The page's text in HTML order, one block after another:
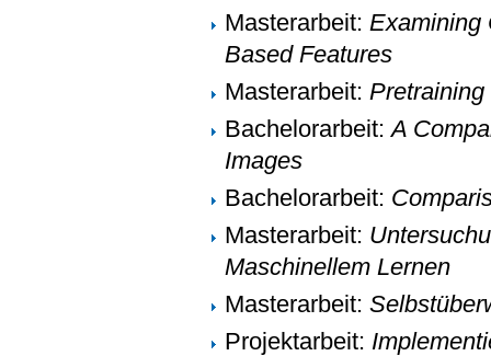
Masterarbeit: Examining
Based Features
Masterarbeit:
Bachelorarbeit:A
Images
Bachelorarbeit:
Masterarbeit:
Maschinellem Lernen
Masterarbeit:
Projektarbeit: